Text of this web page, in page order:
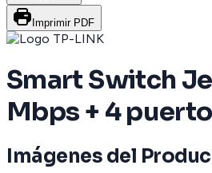
Imprimir PDF
Smart Switch
Mbps + 4
Imágenes del